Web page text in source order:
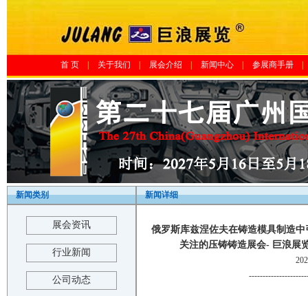
首 页 关于我们 展会介绍 新闻中心 参展商手册|
新闻类别
展会资讯
行业新闻
公司动态
新闻详细
俄罗斯库兹涅佐夫在铸造模具制造
关注的压铸铸造展会- 巨浪展